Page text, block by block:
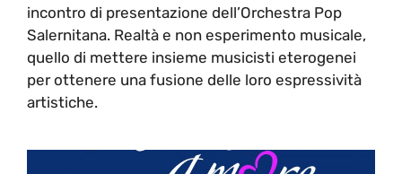
incontro di presentazione dell’Orchestra Pop
Salernitana. Realtà e non esperimento musicale,
quello di mettere insieme musicisti eterogenei
per ottenere una fusione delle loro espressività
artistiche.